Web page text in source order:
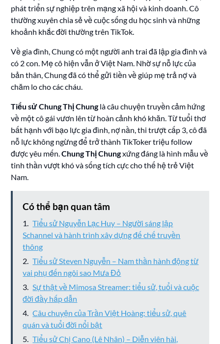
phát triển sự nghiệp trên mạng xã hội và kinh doanh. Cô
thường xuyên chia sẻ về cuộc sống du học sinh và những
khoảnh khắc đời thường trên TikTok.
Về gia đình, Chung có một người anh trai đã lập gia đình và
có 2 con. Mẹ cô hiện vẫn ở Việt Nam. Nhờ sự nỗ lực của
bản thân, Chung đã có thể gửi tiền về giúp mẹ trả nợ và
chăm lo cho các cháu.
Tiểu sử Chung Thị Chung là câu chuyện truyền cảm hứng
về một cô gái vươn lên từ hoàn cảnh khó khăn. Từ tuổi thơ
bất hạnh với bạo lực gia đình, nợ nần, thi trượt cấp 3, cô đã
nỗ lực không ngừng để trở thành TikToker triệu follow
được yêu mến.Chung Thị Chungxứng đáng là hình mẫu về
tinh thần vượt khó và sống tích cực cho thế hệ trẻ Việt
Nam.
Có thể bạn quan tâm
Tiểu sử Nguyễn Lạc Huy – Người sáng lập
Schannel và hành trình xây dựng đế chế truyền
thông
Tiểu sử Steven Nguyễn – Nam thần hành động từ
vai phụ đến ngôi sao Mưa Đỏ
Sự thật về Mimosa Streamer: tiểu sử, tuổi và cuộc
đời đầy hấp dẫn
Câu chuyện của Trần Việt Hoàng: tiểu sử, quê
quán và tuổi đời nổi bật
Tiểu sử Chị Cano (Lê Nhân) – Diễn viên hài,